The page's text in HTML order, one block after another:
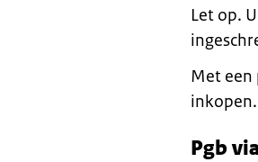
Let op.
Met een
Pgb